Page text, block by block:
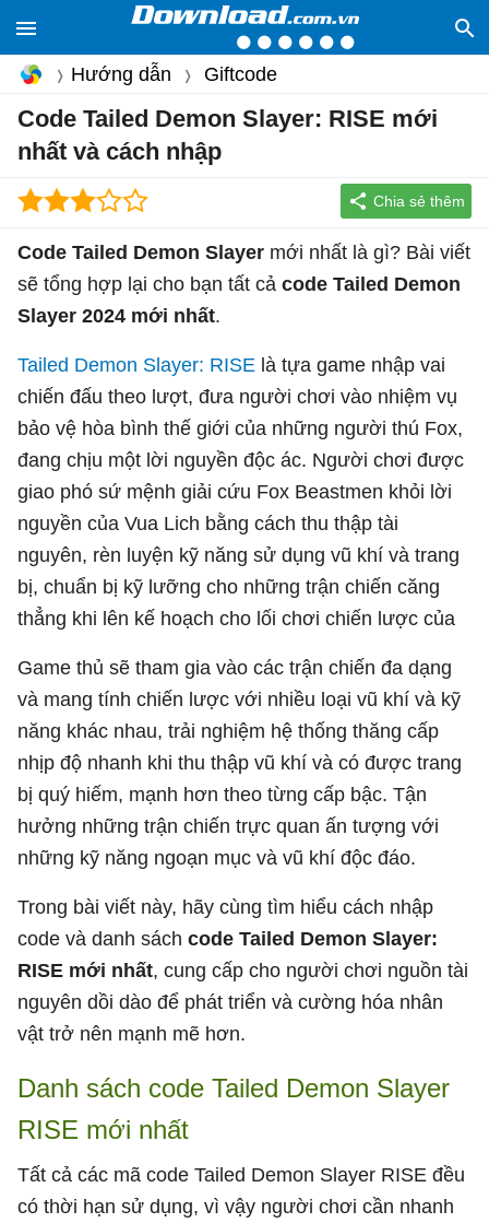
Hướng dẫn Giftcode
Code Tailed Demon Slayer: RISE mới
nhất và cách nhập
Code Tailed Demon Slayer mới nhất là gì? Bài viết
sẽ tổng hợp lại cho bạn tất cả code Tailed Demon
Slayer 2024 mới nhất.
Tailed Demon Slayer: RISE là tựa game nhập vai
chiến đấu theo lượt, đưa người chơi vào nhiệm vụ
bảo vệ hòa bình thế giới của những người thú Fox,
đang chịu một lời nguyền độc ác. Người chơi được
giao phó sứ mệnh giải cứu Fox Beastmen khỏi lời
nguyền của Vua Lich bằng cách thu thập tài
nguyên, rèn luyện kỹ năng sử dụng vũ khí và trang
bị, chuẩn bị kỹ lưỡng cho những trận chiến căng
thẳng khi lên kế hoạch cho lối chơi chiến lược của
Game thủ sẽ tham gia vào các trận chiến đa dạng
và mang tính chiến lược với nhiều loại vũ khí và kỹ
năng khác nhau, trải nghiệm hệ thống thăng cấp
nhịp độ nhanh khi thu thập vũ khí và có được trang
bị quý hiếm, mạnh hơn theo từng cấp bậc. Tận
hưởng những trận chiến trực quan ấn tượng với
những kỹ năng ngoạn mục và vũ khí độc đáo.
Trong bài viết này, hãy cùng tìm hiểu cách nhập
code và danh sách code Tailed Demon Slayer:
RISE mới nhất, cung cấp cho người chơi nguồn tài
nguyên dồi dào để phát triển và cường hóa nhân
vật trở nên mạnh mẽ hơn.
Danh sách code Tailed Demon Slayer
RISE mới nhất
Tất cả các mã code Tailed Demon Slayer RISE đều
có thời hạn sử dụng, vì vậy người chơi cần nhanh